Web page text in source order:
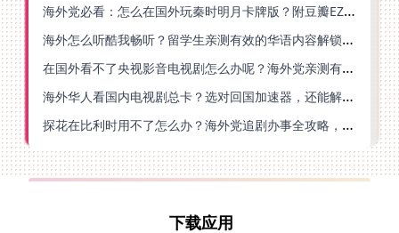
海外党必看：怎么在国外玩秦时明月卡牌版？附豆瓣EZCast地区限制破解法
海外怎么听酷我畅听？留学生亲测有效的华语内容解锁指南
在国外看不了央视影音电视剧怎么办呢？海外党亲测有效的回国加速方案
海外华人看国内电视剧总卡？选对回国加速器，还能解决菲律宾打不开反诈中心的问题
探花在比利时用不了怎么办？海外党追剧办事全攻略，选对加速器就够了
下载应用